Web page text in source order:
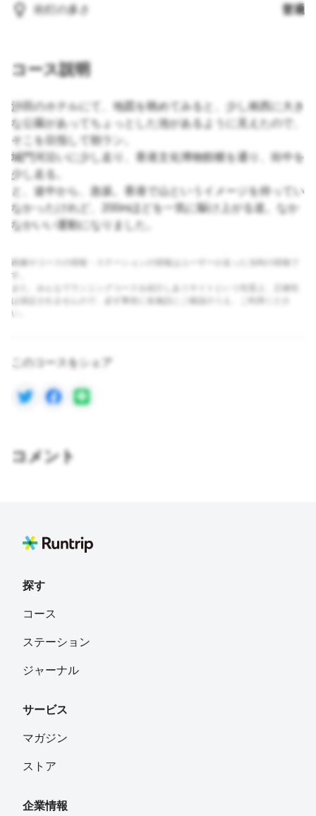
街灯の多さ 普通
コース説明
沙田のホテルにて、地図を眺めてみると、少し南西に大き
な公園があってちょっとした池があるように見えたので、
そこを目指して朝ラン。
城門河沿いに少し走り、香港文化博物館横を通り、街中を
少し走る。
と、途中から、急坂。香港で山というイメージを持ってい
なかったけれど、200mほどを一気に駆け上がる道。なか
なかいい運動になりました。
画像やコースの情報・ステーションの情報はユーザーが走った当時の情報で
す。
また、みんなでランニングコースを紹介しあうサイトという性質上、正確性
は保証されませんので、必ず事前に各施設にご確認のうえ、ご利用くださ
い。
このコースをシェア
コメント
探す
コース
ステーション
ジャーナル
サービス
マガジン
ストア
企業情報